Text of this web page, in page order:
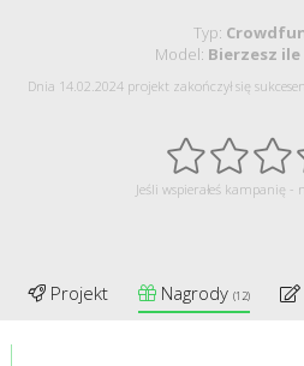
Typ:
Model: Bierzesz
Dnia 14.02.2024 projekt zakończył się
Jeśli wspierałeś kampanię -
Projekt Nagrody(12)